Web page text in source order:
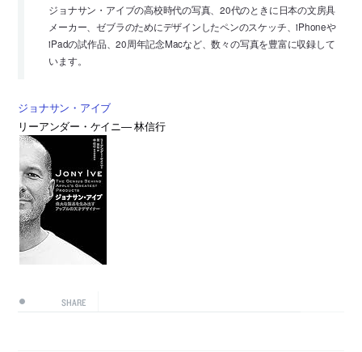
ジョナサン・アイブの高校時代の写真、20代のときに日本の文房具
メーカー、ゼブラのためにデザインしたペンのスケッチ、iPhoneや
iPadの試作品、20周年記念Macなど、数々の写真を豊富に収録して
います。
ジョナサン・アイブ
リーアンダー・ケイニ― 林信行
SHARE